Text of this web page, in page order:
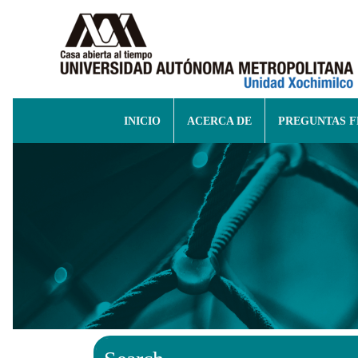
INICIO ACERCA DE PREGUNTAS